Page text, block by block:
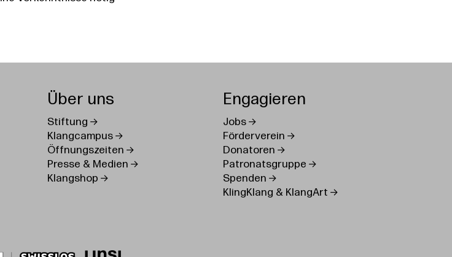
Über uns
Stiftung
Klangcampus
Öffnungszeiten
Presse & Medien
Klangshop
Engagieren
Jobs
Förderverein
Donatoren
Patronatsgruppe
Spenden
KlingKlang & KlangArt